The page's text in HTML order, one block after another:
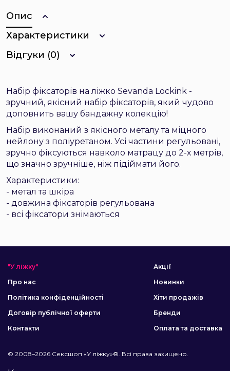
Опис
Характеристики
Відгуки (0)
Набір фіксаторів на ліжко Sevanda Lockink -
зручний, якісний набір фіксаторів, який чудово
доповнить вашу бандажну колекцію!
Набір виконаний з якісного металу та міцного
нейлону з поліуретаном. Усі частини регульовані,
зручно фіксуються навколо матрацу до 2-х метрів,
що значно зручніше, ніж підіймати його.
Характеристики:
- метал та шкіра
- довжина фіксаторів регульована
- всі фіксатори знімаються
"У ліжку"
Про нас
Політика конфіденційності
Договір публічної оферти
Контакти
Акції
Новинки
Хіти продажів
Бренди
Оплата та доставка
© 2008–2026 Сексшоп «У ліжку»®. Всі права захищено.